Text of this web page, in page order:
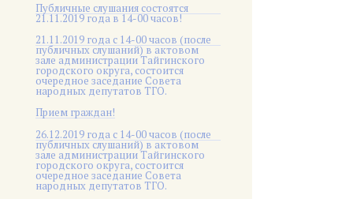
Публичные слушания состоятся
21.11.2019 года в 14-00 часов!
21.11.2019 года с 14-00 часов (после
публичных слушаний) в актовом
зале администрации Тайгинского
городского округа, состоится
очередное заседание Совета
народных депутатов ТГО.
Прием граждан!
26.12.2019 года с 14-00 часов (после
публичных слушаний) в актовом
зале администрации Тайгинского
городского округа, состоится
очередное заседание Совета
народных депутатов ТГО.